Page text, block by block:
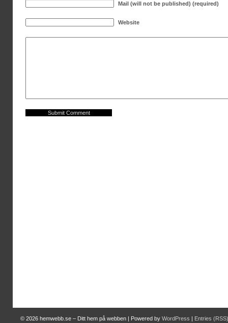
Mail (will not be published) (required)
Website
© 2026 hemwebb.se – Ditt hem på webben | Powered by WordPress | Entries (RSS)